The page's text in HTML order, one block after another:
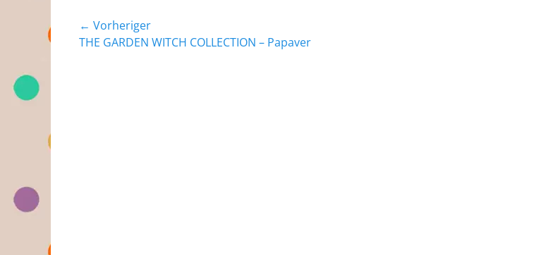
Beitragsnavigation
← Vorheriger
Vorheriger
THE GARDEN WITCH COLLECTION – Papaver